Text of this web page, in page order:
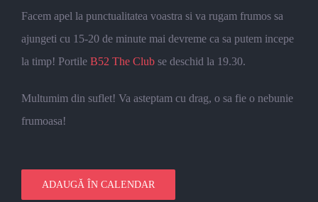
Facem apel la punctualitatea voastra si va rugam frumos sa
ajungeti cu 15-20 de minute mai devreme ca sa putem incepe
la timp! Portile B52 The Club se deschid la 19.30.
Multumim din suflet! Va asteptam cu drag, o sa fie o nebunie
frumoasa!
ADAUGĂ ÎN CALENDAR